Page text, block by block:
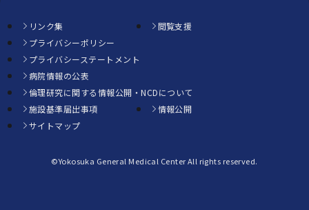
リンク集
閲覧支援
プライバシーポリシー
プライバシーステートメント
病院情報の公表
倫理研究に関する情報公開・NCDについて
施設基準届出事項
情報公開
サイトマップ
©Yokosuka General Medical Center All rights reserved.